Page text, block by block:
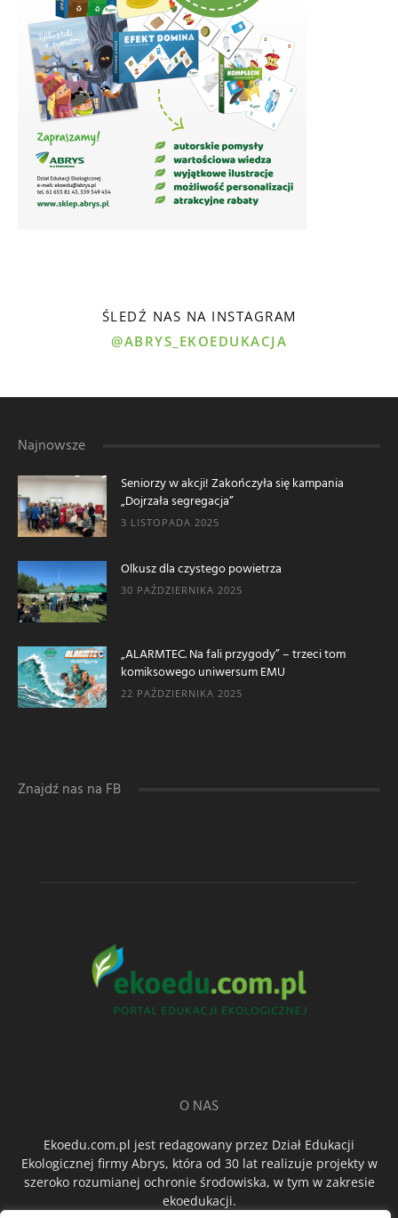
ŚLEDŹ NAS NA INSTAGRAM
@ABRYS_EKOEDUKACJA
Najnowsze
Seniorzy w akcji! Zakończyła się kampania
„Dojrzała segregacja”
3 LISTOPADA 2025
Olkusz dla czystego powietrza
30 PAŹDZIERNIKA 2025
„ALARMTEC. Na fali przygody” – trzeci tom
komiksowego uniwersum EMU
22 PAŹDZIERNIKA 2025
Znajdź nas na FB
O NAS
Ekoedu.com.pl jest redagowany przez Dział Edukacji
Ekologicznej firmy Abrys, która od 30 lat realizuje projekty w
szeroko rozumianej ochronie środowiska, w tym w zakresie
ekoedukacji.